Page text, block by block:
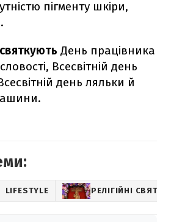
пігменту шкіри,
День працівника
Всесвітній день
день ляльки й
LIFESTYLE РЕЛІГІЙНІ СВЯТА